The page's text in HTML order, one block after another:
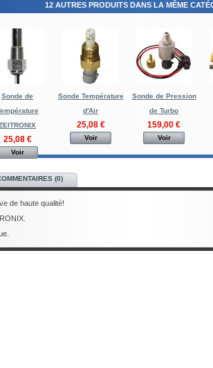
12 AUTRES PRODUITS DANS LA MÊME
Sonde de
25,08 €
Voir
Sonde Température
d'Air
25,08 €
Voir
Sonde de Pression
de Turbo
159,00 €
Voir
(0)
de haute qualité!